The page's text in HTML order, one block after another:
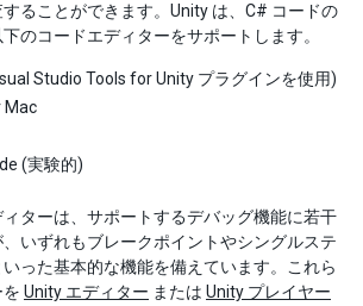
ることができます。Unity は、C# コードの
のコードエディターをサポートします。
Studio Tools for Unity プラグインを使用)
Mac
(実験的)
ターは、サポートするデバッグ機能に若干
いずれもブレークポイントやシングルステ
った基本的な機能を備えています。これら
Unity エディター または Unity プレイヤー